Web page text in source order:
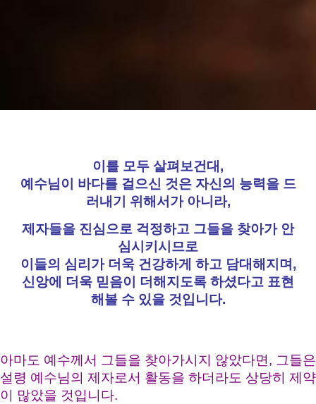
이를 모두 살펴보건대,
예수님이 바다를 걸으신 것은 자신의 능력을 드
러내기 위해서가 아니라,
제자들을 진심으로 걱정하고 그들을 찾아가 안
심시키시므로
이들의 심리가 더욱 건강하게 하고 담대해지며,
신앙에 더욱 믿음이 더해지도록 하셨다고 표현
해볼 수 있을 것입니다.
아마도 예수께서 그들을 찾아가시지 않았다면, 그들은
설령 예수님의 제자로서 활동을 하더라도 상당히 제약
이 많았을 것입니다.